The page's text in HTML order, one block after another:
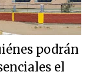
podrán
el